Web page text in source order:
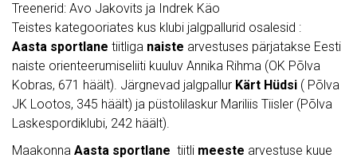
Treenerid: Avo Jakovits ja Indrek Käo
Teistes kategooriates kus klubi jalgpallurid osalesid :
Aasta sportlane tiitliga naiste arvestuses pärjatakse Eesti
naiste orienteerumiseliiti kuuluv Annika Rihma (OK Põlva
Kobras, 671 häält). Järgnevad jalgpallur Kärt Hüdsi ( Põlva
JK Lootos, 345 häält) ja püstolilaskur Mariliis Tiisler (Põlva
Laskespordiklubi, 242 häält).
Maakonna Aasta sportlane tiitli meeste arvestuse kuue